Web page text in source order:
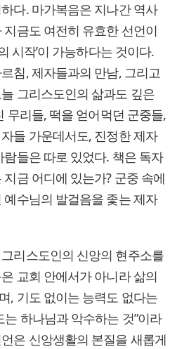
다. 마가복음은 지나간 역사
금도 여전히 유효한 선언이
시작’이 가능하다는 것이다.
침, 제자들과의 만남, 그리고
그리스도인의 삶과도 깊은
무리들, 떡을 얻어먹던 군중들,
들 가운데서도, 진정한 제자
들은 따로 있었다. 책은 독자
금 어디에 있는가? 군중 속에
수님의 발걸음을 좇는 제자
리스도인의 신앙의 현주소를
교회 안에서가 아니라 삶의
, 기도 없이는 능력도 없다는
하나님과 악수하는 것”이라
은 신앙생활의 본질을 새롭게